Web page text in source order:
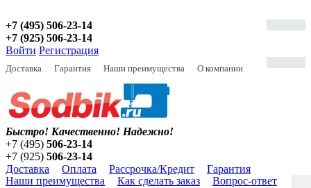
+7 (495) 506-23-14
+7 (925) 506-23-14
Войти Регистрация
Доставка Гарантия Наши преимущества О компании
Быстро! Качественно! Надежно!
+7 (495) 506-23-14
+7 (925) 506-23-14
Доставка
Оплата Рассрочка/Кредит
Гарантия
Наши преимущества
Как сделать заказ Вопрос-ответ